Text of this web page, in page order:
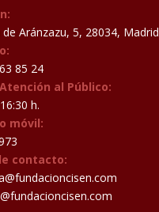
de Aránzazu, 5, 28034, Madrid
85 24
al Público:
h.
móvil:
contacto: